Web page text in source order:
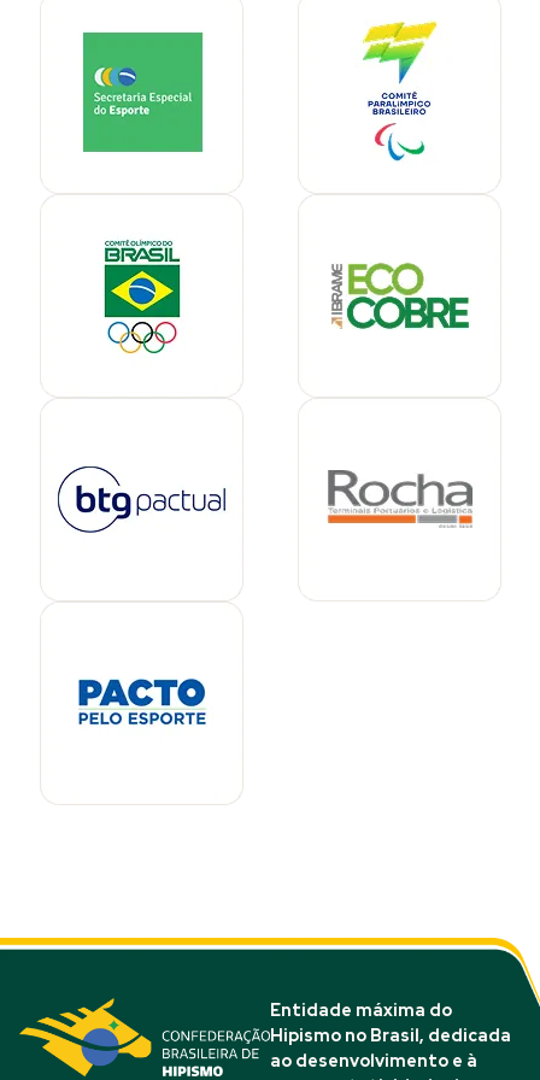
Entidade máxima do
Hipismo no Brasil, dedicada
ao desenvolvimento e à